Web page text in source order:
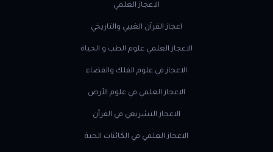
الاعجاز العلمي
اعجاز القرآن الغيبي والتاريخي
الاعجاز العلمي علوم الطب و الحياة
الاعجاز في علوم الفلك والفضاء
الاعجاز العلمي في علوم الأرض
الاعجاز التشريعي في القرآن
الاعجاز العلمي في الكائنات الحية